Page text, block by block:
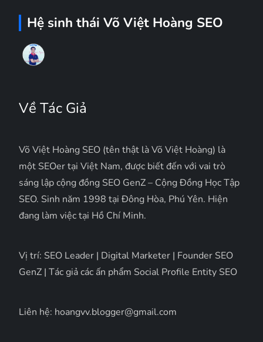
Hệ sinh thái Võ Việt Hoàng SEO
Về Tác Giả
Võ Việt Hoàng SEO (tên thật là Võ Việt Hoàng) là
một SEOer tại Việt Nam, được biết đến với vai trò
sáng lập cộng đồng SEO GenZ – Cộng Đồng Học Tập
SEO. Sinh năm 1998 tại Đông Hòa, Phú Yên. Hiện
đang làm việc tại Hồ Chí Minh.
Vị trí: SEO Leader | Digital Marketer | Founder SEO
GenZ | Tác giả các ấn phẩm Social Profile Entity SEO
Liên hệ: hoangvv.blogger@gmail.com